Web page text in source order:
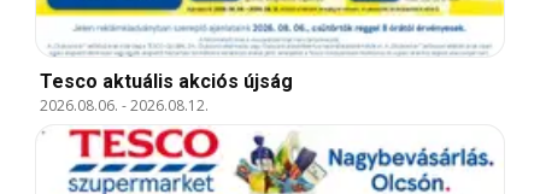
Tesco aktuális akciós újság
2026.08.06. -2026.08.12.